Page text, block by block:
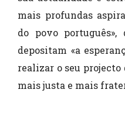
mais profundas
do povo
depositam «a
realizar o seu projecto
mais justa e mais